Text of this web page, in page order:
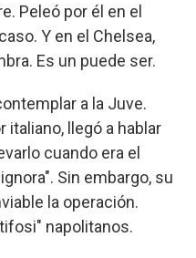
Peleó por él en el
Y en el Chelsea,
Es un puede ser.
a la Juve.
italiano, llegó a hablar
cuando era el
Sin embargo, su
la operación.
napolitanos.